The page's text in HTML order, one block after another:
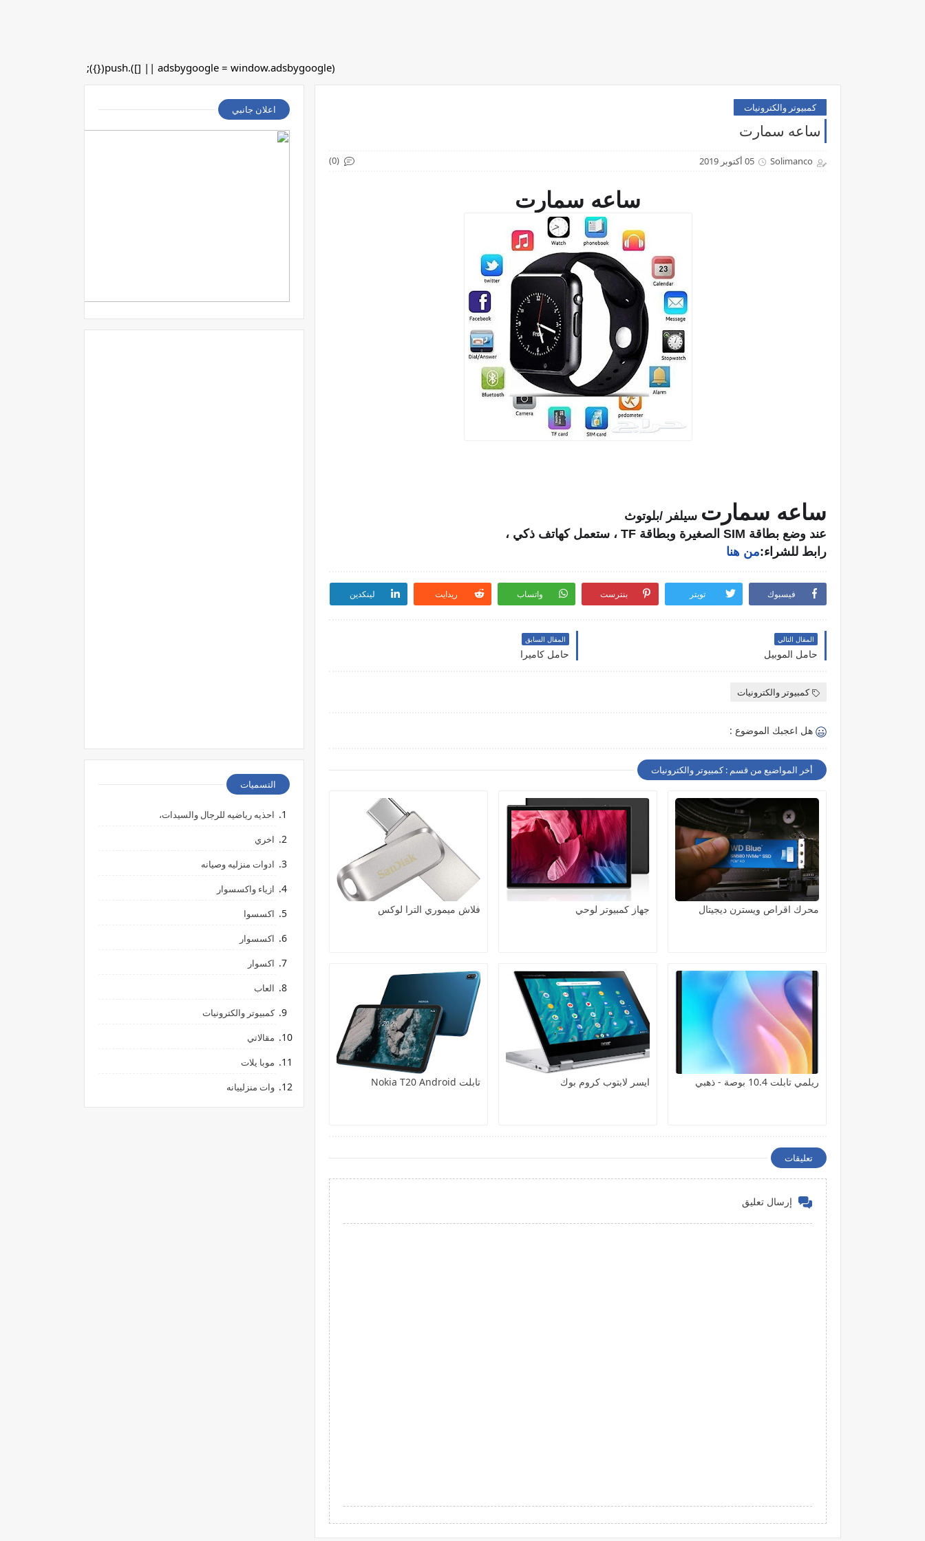
(adsbygoogle = window.adsbygoogle || []).push({});
كمبيوتر والكترونيات
ساعه سمارت
Solimanco 05 أكتوبر 2019 (0)
ساعه سمارت
ساعه سمارت سيلفر /بلوتوث
عند وضع بطاقة SIM الصغيرة وبطاقة TF ، ستعمل كهاتف ذكي ،
رابط للشراء:من هنا
فيسبوك تويتر بنترست واتساب ريدايت لينكدين
المقال التالي
حامل الموبيل
المقال السابق
حامل كاميرا
كمبيوتر والكترونيات
هل اعجبك الموضوع :
أخر المواضيع من قسم : كمبيوتر والكترونيات
محرك اقراص ويسترن ديجيتال جهاز كمبيوتر لوحي فلاش ميموري الترا لوكس
ريلمي تابلت 10.4 بوصة - ذهبي ايسر لابتوب كروم بوك تابلت Nokia T20 Android
تعليقات
إرسال تعليق
اعلان جانبي
التسميات
احذيه رياضيه للرجال والسيدات،
اخري
ادوات منزليه وصيانه
ازياء واكسسوار
اكسسوا
اكسسوار
اكسوار
العاب
كمبيوتر والكترونيات
مقالاتي
موبا يلات
وات منزلييانه